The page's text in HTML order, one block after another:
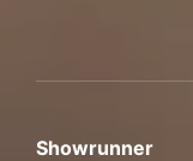
Showrunner